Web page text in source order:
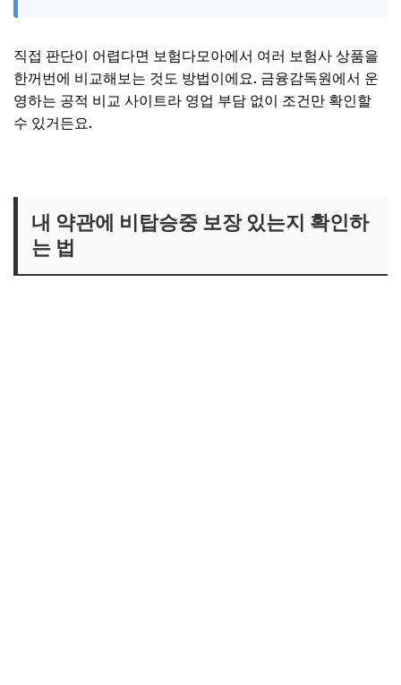
직접 판단이 어렵다면 보험다모아에서 여러 보험사 상품을
한꺼번에 비교해보는 것도 방법이에요. 금융감독원에서 운
영하는 공적 비교 사이트라 영업 부담 없이 조건만 확인할
수 있거든요.
내 약관에 비탑승중 보장 있는지 확인하
는 법